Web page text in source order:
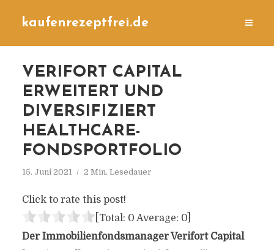
kaufenrezeptfrei.de
VERIFORT CAPITAL
ERWEITERT UND
DIVERSIFIZIERT
HEALTHCARE-
FONDSPORTFOLIO
15. Juni 2021 2 Min. Lesedauer
Click to rate this post!
[Total: 0 Average: 0]
Der Immobilienfondsmanager Verifort Capital